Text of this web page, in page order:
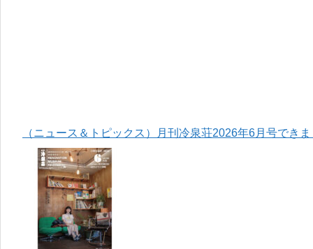
（ニュース＆トピックス）月刊冷泉荘2026年6月号でき